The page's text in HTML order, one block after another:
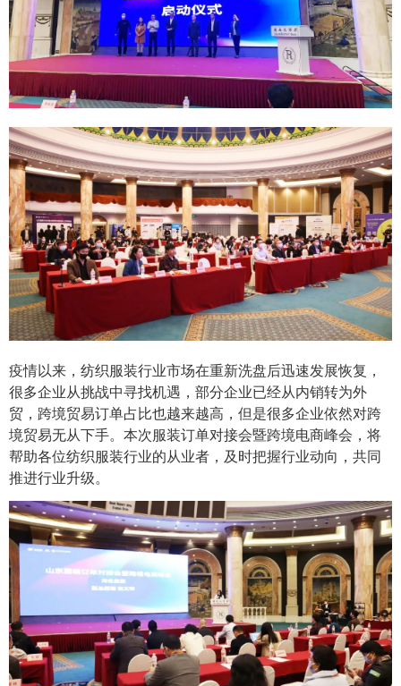
疫情以来，纺织服装行业市场在重新洗盘后迅速发展恢复，
很多企业从挑战中寻找机遇，部分企业已经从内销转为外
贸，跨境贸易订单占比也越来越高，但是很多企业依然对跨
境贸易无从下手。本次服装订单对接会暨跨境电商峰会，将
帮助各位纺织服装行业的从业者，及时把握行业动向，共同
推进行业升级。